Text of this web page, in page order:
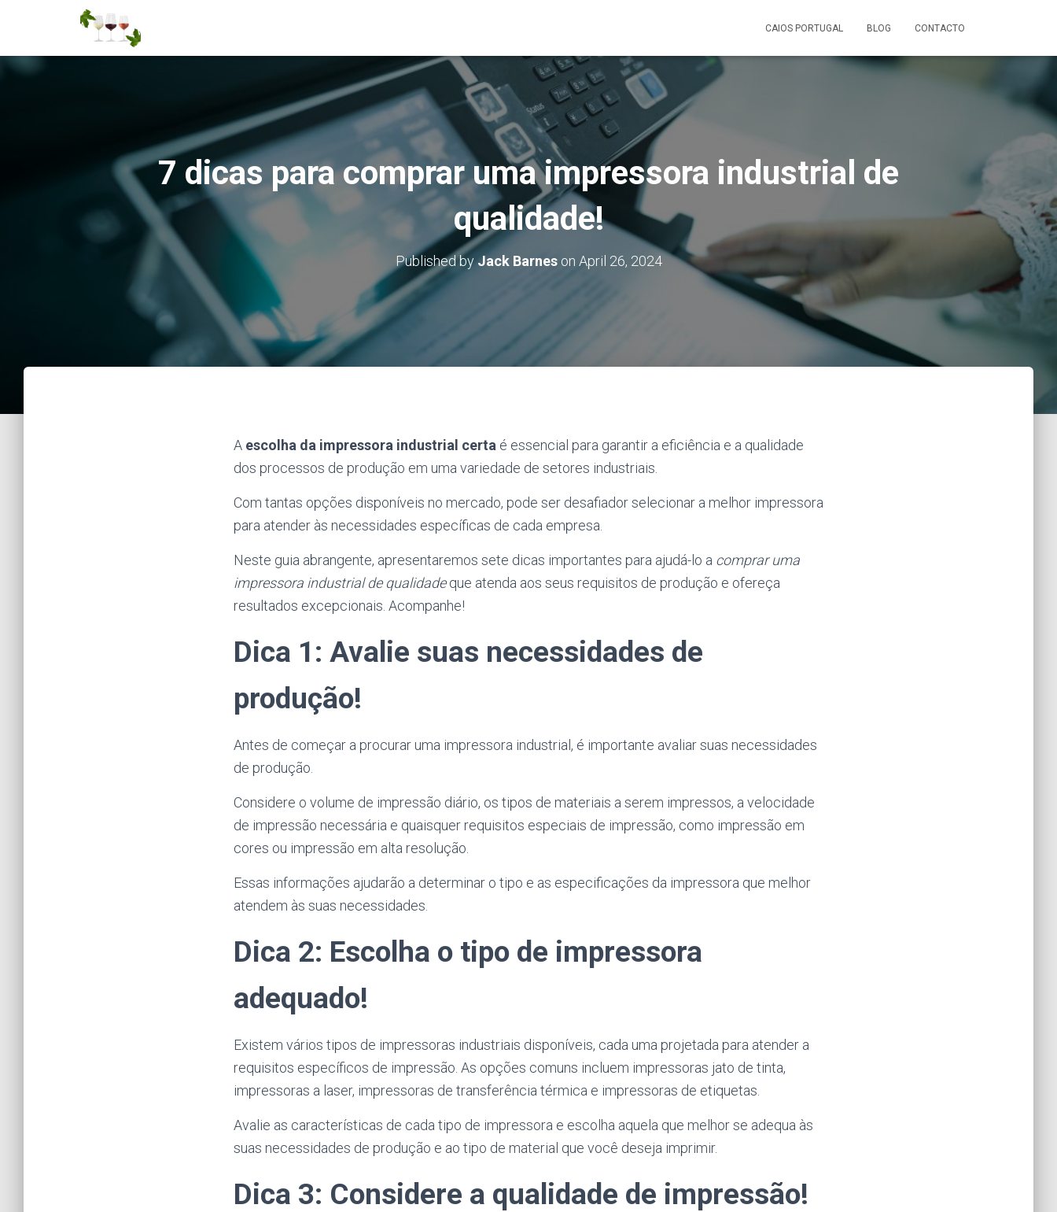
CAIOS PORTUGAL BLOG CONTACTO
7 dicas para comprar uma impressora industrial de
qualidade!
Published byJack Barneson April 26, 2024
A escolha da impressora industrial certa é essencial para garantir a eficiência e a qualidade
dos processos de produção em uma variedade de setores industriais.
Com tantas opções disponíveis no mercado, pode ser desafiador selecionar a melhor impressora
para atender às necessidades específicas de cada empresa.
Neste guia abrangente, apresentaremos sete dicas importantes para ajudá-lo a comprar uma
impressora industrial de qualidadeque atenda aos seus requisitos de produção e ofereça
resultados excepcionais. Acompanhe!
Dica 1: Avalie suas necessidades de
produção!
Antes de começar a procurar uma impressora industrial, é importante avaliar suas necessidades
de produção.
Considere o volume de impressão diário, os tipos de materiais a serem impressos, a velocidade
de impressão necessária e quaisquer requisitos especiais de impressão, como impressão em
cores ou impressão em alta resolução.
Essas informações ajudarão a determinar o tipo e as especificações da impressora que melhor
atendem às suas necessidades.
Dica 2: Escolha o tipo de impressora
adequado!
Existem vários tipos de impressoras industriais disponíveis, cada uma projetada para atender a
requisitos específicos de impressão. As opções comuns incluem impressoras jato de tinta,
impressoras a laser, impressoras de transferência térmica e impressoras de etiquetas.
Avalie as características de cada tipo de impressora e escolha aquela que melhor se adequa às
suas necessidades de produção e ao tipo de material que você deseja imprimir.
Dica 3: Considere a qualidade de impressão!